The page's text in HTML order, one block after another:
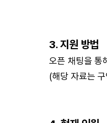
3. 지원 방법
오픈 채팅을 통
(해당 자료는